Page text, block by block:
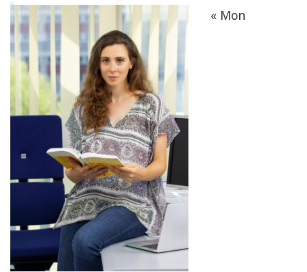
« Mon